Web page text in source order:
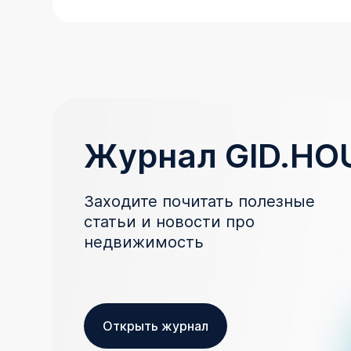
Журнал
Заходите почитать полезные
статьи и новости про
недвижимость
Открыть журнал